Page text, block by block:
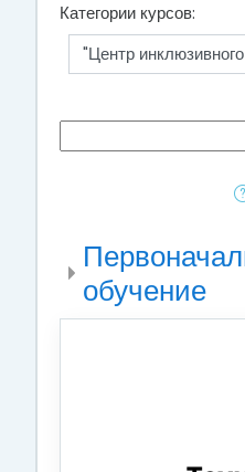
Категории курсов:
обучение